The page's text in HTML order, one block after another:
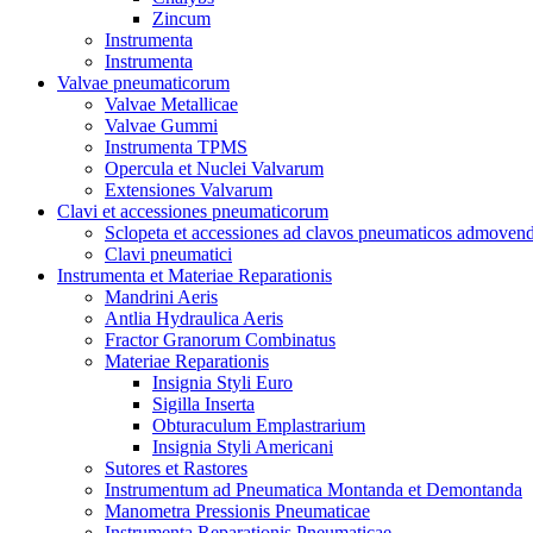
Zincum
Instrumenta
Instrumenta
Valvae pneumaticorum
Valvae Metallicae
Valvae Gummi
Instrumenta TPMS
Opercula et Nuclei Valvarum
Extensiones Valvarum
Clavi et accessiones pneumaticorum
Sclopeta et accessiones ad clavos pneumaticos
Clavi pneumatici
Instrumenta et Materiae Reparationis
Mandrini Aeris
Antlia Hydraulica Aeris
Fractor Granorum Combinatus
Materiae Reparationis
Insignia Styli Euro
Sigilla Inserta
Obturaculum Emplastrarium
Insignia Styli Americani
Sutores et Rastores
Instrumentum ad Pneumatica Montanda et Demontanda
Manometra Pressionis Pneumaticae